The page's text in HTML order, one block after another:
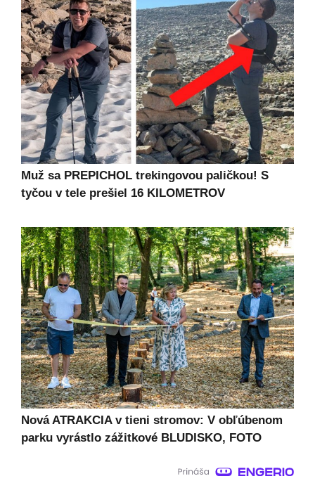
Muž sa PREPICHOL trekingovou paličkou! S
tyčou v tele prešiel 16 KILOMETROV
Nová ATRAKCIA v tieni stromov: V obľúbenom
parku vyrástlo zážitkové BLUDISKO, FOTO